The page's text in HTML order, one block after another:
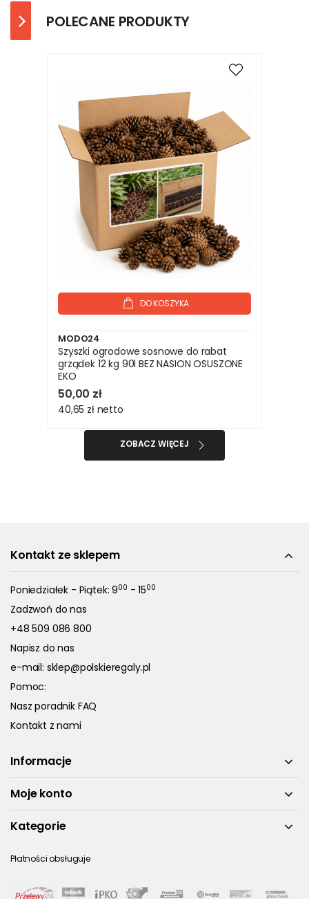
POLECANE PRODUKTY
DO KOSZYKA
MODO24
Szyszki ogrodowe sosnowe do rabat
grządek 12 kg 90l BEZ NASION OSUSZONE
EKO
50,00 zł
40,65 zł netto
ZOBACZ WIĘCEJ
Kontakt ze sklepem
Poniedziałek - Piątek: 900 - 1500
Zadzwoń do nas
+48 509 086 800
Napisz do nas
e-mail: sklep@polskieregaly.pl
Pomoc:
Nasz poradnik FAQ
Kontakt z nami
Informacje
Moje konto
Kategorie
Płatności obsługuje